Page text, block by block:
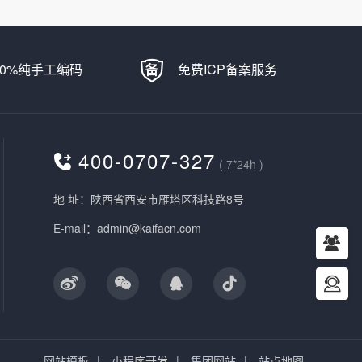
纯手工编码 免费ICP备案服务
400-0707-327 ( 7*24h )
地 址：陕西省西安市雁塔区科技路8号
E-mail：admin@kaifacn.com